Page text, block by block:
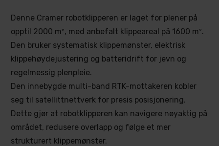
Denne Cramer robotklipperen er laget for plener på
opptil 2000 m², med anbefalt klippeareal på 1600 m².
Den bruker systematisk klippemønster, elektrisk
klippehøydejustering og batteridrift for jevn og
regelmessig plenpleie.
Den innebygde multi-band RTK-mottakeren kobler
seg til satellittnettverk for presis posisjonering.
Dette gjør at robotklipperen kan navigere nøyaktig på
området, redusere overlapp og følge et mer
strukturert klippemønster.